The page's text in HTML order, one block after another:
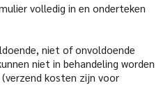
volledig in en onderteken
niet of onvoldoende
niet in behandeling worden
(verzend kosten zijn voor